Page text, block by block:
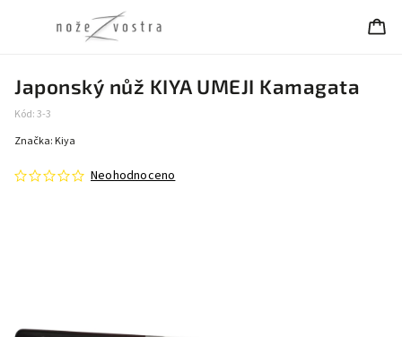
Japonský nůž KIYA UMEJI Kamagata
Kód:3-3
Neohodnoceno
Značka: Kiya